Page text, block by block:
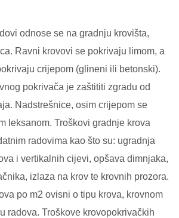
odnose se na gradnju krovišta,
Ravni krovovi se pokrivaju limom, a
crijepom (glineni ili betonski).
pokrivača je zaštititi zgradu od
Nadstrešnice, osim crijepom se
leksanom. Troškovi gradnje krova
radovima kao što su: ugradnja
i vertikalnih cijevi, opšava dimnjaka,
izlaza na krov te krovnih prozora.
po m2 ovisni o tipu krova, krovnom
radova. Troškove krovopokrivačkih